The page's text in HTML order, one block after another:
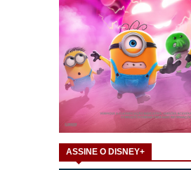
ASSINE O DISNEY+